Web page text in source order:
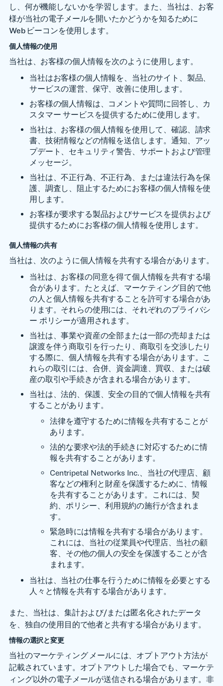
し、何が機能しないかを学習します。また、当社は、お客
様が当社の電子メールを開いたかどうかを知るために
Web ビーコンを使用します。
個人情報の使用
当社は、お客様の個人情報を次のように使用します。
当社はお客様の個人情報を、当社のサイト、製品、
サービスの運営、保守、改善に使用します。
お客様の個人情報は、コメントや質問に回答し、カ
スタマー サービスを提供するために使用します。
当社は、お客様の個人情報を使用して、確認、請求
書、技術情報などの情報を送信します。通知、アッ
プデート、セキュリティ警告、サポートおよび管理
メッセージ。
当社は、不正行為、不正行為、または違法行為を保
護、調査し、阻止するためにお客様の個人情報を使
用します。
お客様が要求する製品およびサービスを提供および
提供するためにお客様の個人情報を使用します。
個人情報の共有
当社は、次のように個人情報を共有する場合があります。
当社は、お客様の同意を得て個人情報を共有する場
合があります。たとえば、マーケティング目的で他
の人と個人情報を共有することを許可する場合があ
ります。それらの使用には、それぞれのプライバシ
ー ポリシーが適用されます。
当社は、事業や資産の全部または一部の売却または
譲渡を伴う商取引を行ったり、商取引を交渉したり
する際に、個人情報を共有する場合があります。こ
れらの取引には、合併、資金調達、買収、または破
産の取引や手続きが含まれる場合があります。
当社は、法的、保護、安全の目的で個人情報を共有
することがあります。
法律を遵守するために情報を共有することが
あります。
法的な要求や法的手続きに対応するために情
報を共有することがあります。
Centripetal Networks Inc.、当社の代理店、顧
客などの権利と財産を保護するために、情報
を共有することがあります。これには、契
約、ポリシー、利用規約の施行が含まれま
す。
緊急時には情報を共有する場合があります。
これには、当社の従業員や代理店、当社の顧
客、その他の個人の安全を保護することが含
まれます。
当社は、当社の仕事を行うために情報を必要とする
人々と情報を共有する場合があります。
また、当社は、集計および/または匿名化されたデータ
を、独自の使用目的で他者と共有する場合があります。
情報の選択と変更
当社のマーケティング メールには、オプトアウト方法が
記載されています。オプトアウトした場合でも、マーケテ
ィング以外の電子メールが送信される場合があります。非